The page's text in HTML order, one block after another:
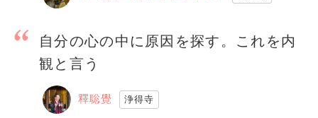
自分の心の中に原因を探す。これを内
観と言う
釋聡覺 浄得寺